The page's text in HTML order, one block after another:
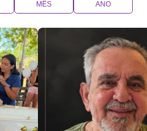
MÊS ANO